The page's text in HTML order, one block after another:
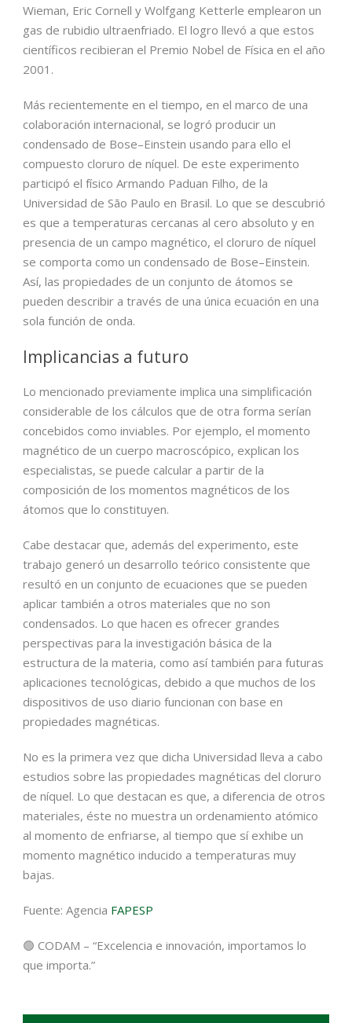
Wieman, Eric Cornell y Wolfgang Ketterle emplearon un
gas de rubidio ultraenfriado. El logro llevó a que estos
científicos recibieran el Premio Nobel de Física en el año
2001.
Más recientemente en el tiempo, en el marco de una
colaboración internacional, se logró producir un
condensado de Bose–Einstein usando para ello el
compuesto cloruro de níquel. De este experimento
participó el físico Armando Paduan Filho, de la
Universidad de São Paulo en Brasil. Lo que se descubrió
es que a temperaturas cercanas al cero absoluto y en
presencia de un campo magnético, el cloruro de níquel
se comporta como un condensado de Bose–Einstein.
Así, las propiedades de un conjunto de átomos se
pueden describir a través de una única ecuación en una
sola función de onda.
Implicancias a futuro
Lo mencionado previamente implica una simplificación
considerable de los cálculos que de otra forma serían
concebidos como inviables. Por ejemplo, el momento
magnético de un cuerpo macroscópico, explican los
especialistas, se puede calcular a partir de la
composición de los momentos magnéticos de los
átomos que lo constituyen.
Cabe destacar que, además del experimento, este
trabajo generó un desarrollo teórico consistente que
resultó en un conjunto de ecuaciones que se pueden
aplicar también a otros materiales que no son
condensados. Lo que hacen es ofrecer grandes
perspectivas para la investigación básica de la
estructura de la materia, como así también para futuras
aplicaciones tecnológicas, debido a que muchos de los
dispositivos de uso diario funcionan con base en
propiedades magnéticas.
No es la primera vez que dicha Universidad lleva a cabo
estudios sobre las propiedades magnéticas del cloruro
de níquel. Lo que destacan es que, a diferencia de otros
materiales, éste no muestra un ordenamiento atómico
al momento de enfriarse, al tiempo que sí exhibe un
momento magnético inducido a temperaturas muy
bajas.
Fuente: Agencia FAPESP
🟢 CODAM – “Excelencia e innovación, importamos lo
que importa.”